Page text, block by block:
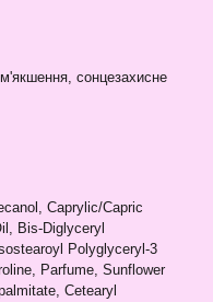
сонцезахисне
Caprylic/Capric
Bis-Diglyceryl
Polyglyceryl-3
Parfume, Sunflower
Cetearyl